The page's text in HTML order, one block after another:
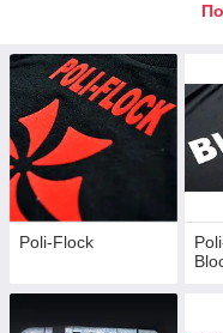
Плівки Poli-Tape-
изображения на
гладкие, бархатистые,
флюоресцентные и
термотрансферных
эксплуатауии, тем
тиражом от 1
сумки, футболки,
униформ полиции,
Poli-Flock